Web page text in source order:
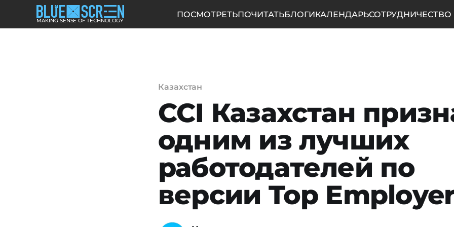
MAKING SENSE OF TECHNOLOGY
ПОСМОТРЕТЬПОЧИТАТЬБЛОГИКАЛЕНДАРЬСОТРУДНИЧЕСТВО
Казахстан
CCI Казахстан
одним из лучших
работодателей по
версии Top